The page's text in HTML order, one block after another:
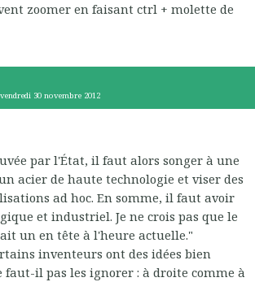
zoomer en faisant ctrl + molette de
vendredi 30 novembre 2012
par l'État, il faut alors songer à une
acier de haute technologie et viser des
ad hoc. En somme, il faut avoir
et industriel. Je ne crois pas que le
un en tête à l'heure actuelle."
inventeurs ont des idées bien
faut-il pas les ignorer : à droite comme à